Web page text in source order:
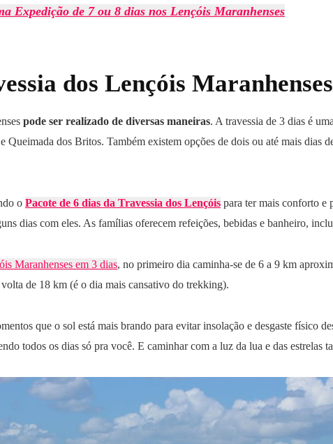
Expedição de 7 ou 8 dias nos Lençóis Maranhenses
dos Lençóis
pode ser realizado de diversas maneiras. A travessia de 3 dias é
Queimada dos Britos. Também existem opções de dois ou até mais dias
o Pacote de 6 dias da Travessia dos Lençóis para ter mais conforto e
dias com eles. As famílias oferecem refeições, bebidas e banheiro,
Maranhenses em 3 dias, no primeiro dia caminha-se de 6 a 9 km
de 18 km (é o dia mais cansativo do trekking).
que o sol está mais brando para evitar insolação e desgaste físico
todos os dias só pra você. E caminhar com a luz da lua e das estrelas